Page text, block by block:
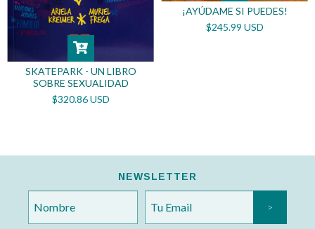
SKATEPARK - UN LIBRO
SOBRE SEXUALIDAD
$320.86 USD
¡AYÚDAME SI PUEDES!
$245.99 USD
NEWSLETTER